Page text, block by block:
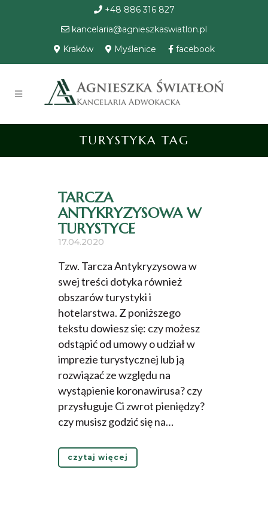
+48 886 316 827
kancelaria@agnieszkaswiatlon.pl
Kraków
Myślenice facebook
TURYSTYKA TAG
TARCZA
ANTYKRYZYSOWA W
TURYSTYCE
17.04.2020
Tzw. Tarcza Antykryzysowa w
swej treści dotyka również
obszarów turystyki i
hotelarstwa. Z poniższego
tekstu dowiesz się: czy możesz
odstąpić od umowy o udział w
imprezie turystycznej lub ją
rozwiązać ze względu na
wystąpienie koronawirusa? czy
przysługuje Ci zwrot pieniędzy?
czy musisz godzić się na…
czytaj więcej